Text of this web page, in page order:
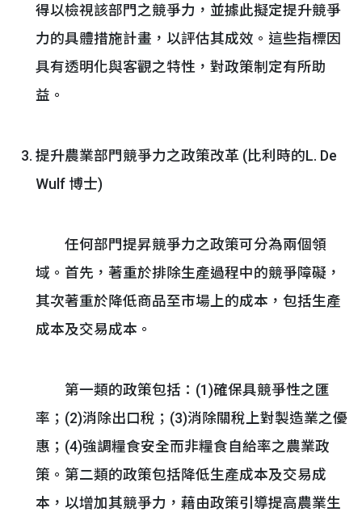
得以檢視該部門之競爭力，並據此擬定提升競爭
力的具體措施計畫，以評估其成效。這些指標因
具有透明化與客觀之特性，對政策制定有所助
益。
提升農業部門競爭力之政策改革 (比利時的L. De
Wulf 博士)
任何部門提昇競爭力之政策可分為兩個領
域。首先，著重於排除生產過程中的競爭障礙，
其次著重於降低商品至市場上的成本，包括生產
成本及交易成本。
第一類的政策包括：(1)確保具競爭性之匯
率；(2)消除出口稅；(3)消除關稅上對製造業之優
惠；(4)強調糧食安全而非糧食自給率之農業政
策。第二類的政策包括降低生產成本及交易成
本，以增加其競爭力，藉由政策引導提高農業生